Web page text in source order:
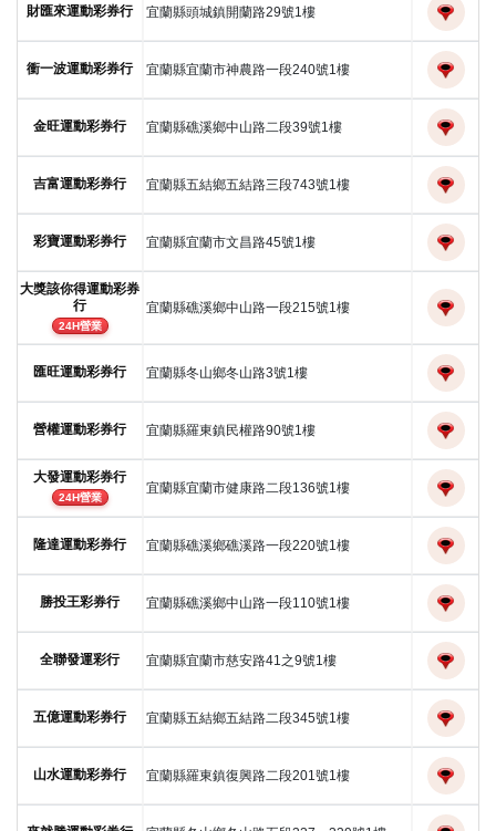
財匯來運動彩券行 宜蘭縣頭城鎮開蘭路29號1樓
衝一波運動彩券行 宜蘭縣宜蘭市神農路一段240號1樓
金旺運動彩券行 宜蘭縣礁溪鄉中山路二段39號1樓
吉富運動彩券行 宜蘭縣五結鄉五結路三段743號1樓
彩寶運動彩券行 宜蘭縣宜蘭市文昌路45號1樓
大獎該你得運動彩券
行
24H營業
宜蘭縣礁溪鄉中山路一段215號1樓
匯旺運動彩券行 宜蘭縣冬山鄉冬山路3號1樓
營權運動彩券行 宜蘭縣羅東鎮民權路90號1樓
大發運動彩券行
24H營業
宜蘭縣宜蘭市健康路二段136號1樓
隆達運動彩券行 宜蘭縣礁溪鄉礁溪路一段220號1樓
勝投王彩券行 宜蘭縣礁溪鄉中山路一段110號1樓
全聯發運彩行 宜蘭縣宜蘭市慈安路41之9號1樓
五億運動彩券行 宜蘭縣五結鄉五結路二段345號1樓
山水運動彩券行 宜蘭縣羅東鎮復興路二段201號1樓